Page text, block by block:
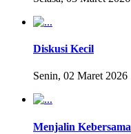
Diskusi Kecil
Senin, 02 Maret 2026
Menjalin